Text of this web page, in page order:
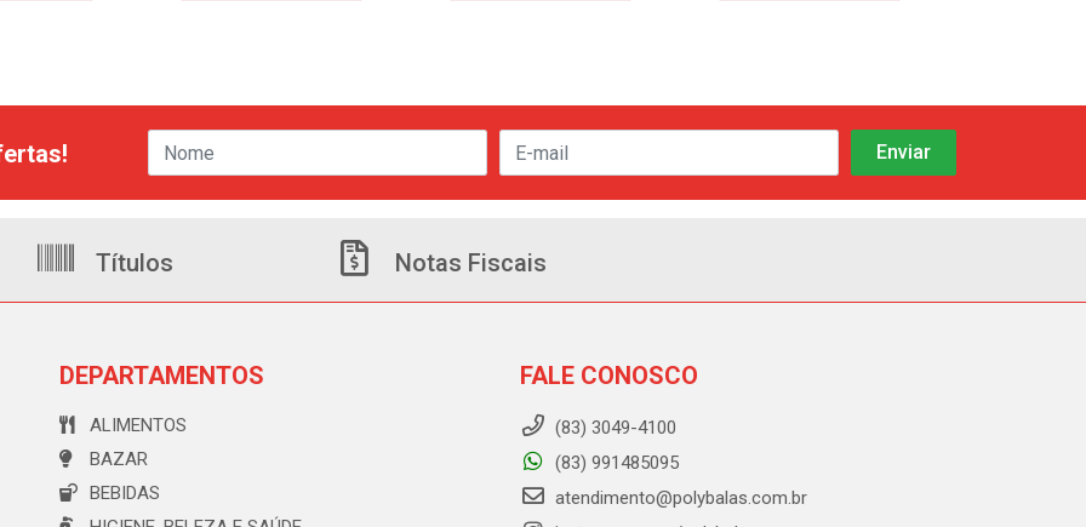
Títulos Notas Fiscais
DEPARTAMENTOS
ALIMENTOS
BAZAR
BEBIDAS
FALE CONOSCO
(83) 3049-4100
(83) 991485095
atendimento@polybalas.com.br